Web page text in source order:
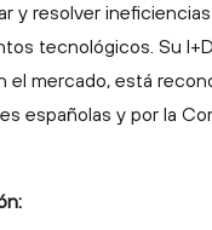
y resolver
tecnológicos. Su
el mercado, está
españolas y por la